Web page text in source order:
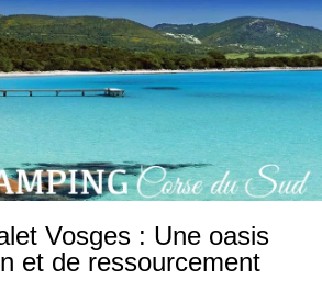
Vosges : Une oasis
et de ressourcement